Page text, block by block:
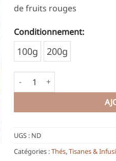
de fruits rouges
Conditionnement:
100g 200g
quantité de Tisane du Roy
Alternative:
UGS : ND
Catégories :Thés,Tisanes &